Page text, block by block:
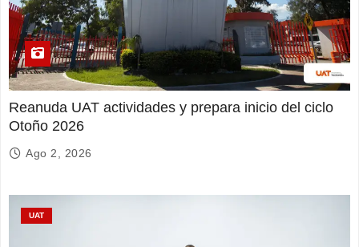
Reanuda UAT actividades y prepara inicio del ciclo
Otoño 2026
Ago 2, 2026
UAT